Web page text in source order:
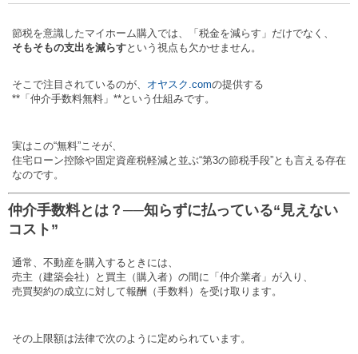
節税を意識したマイホーム購入では、「税金を減らす」だけでなく、
そもそもの支出を減らすという視点も欠かせません。
そこで注目されているのが、 オヤスク.comの提供する
**「仲介手数料無料」**という仕組みです。
実はこの“無料”こそが、
住宅ローン控除や固定資産税軽減と並ぶ“第3の節税手段”とも言える存在
なのです。
仲介手数料とは？──知らずに払っている“見えない
コスト”
通常、不動産を購入するときには、
売主（建築会社）と買主（購入者）の間に「仲介業者」が入り、
売買契約の成立に対して報酬（手数料）を受け取ります。
その上限額は法律で次のように定められています。